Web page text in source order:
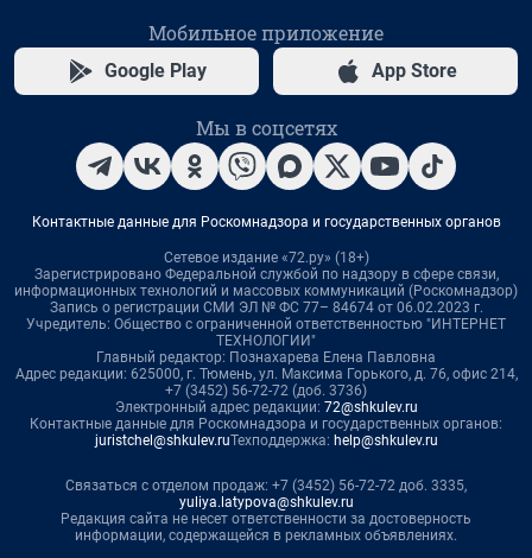
Мобильное приложение
Google Play App Store
Мы в соцсетях
Контактные данные для Роскомнадзора и государственных органов
Сетевое издание «72.ру» (18+)
Зарегистрировано Федеральной службой по надзору в сфере связи,
информационных технологий и массовых коммуникаций (Роскомнадзор)
Запись о регистрации СМИ ЭЛ № ФС 77– 84674 от 06.02.2023 г.
Учредитель: Общество с ограниченной ответственностью "ИНТЕРНЕТ
ТЕХНОЛОГИИ"
Главный редактор: Познахарева Елена Павловна
Адрес редакции: 625000, г. Тюмень, ул. Максима Горького, д. 76, офис 214,
+7 (3452) 56-72-72 (доб. 3736)
Электронный адрес редакции: 72@shkulev.ru
Контактные данные для Роскомнадзора и государственных органов:
juristchel@shkulev.ruТехподдержка: help@shkulev.ru
Связаться с отделом продаж: +7 (3452) 56-72-72 доб. 3335,
yuliya.latypova@shkulev.ru
Редакция сайта не несет ответственности за достоверность
информации, содержащейся в рекламных объявлениях.